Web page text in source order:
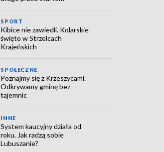
SPORT
Kibice nie zawiedli. Kolarskie
święto w Strzelcach
Krajeńskich
SPOŁECZNE
Poznajmy się z Krzeszycami.
Odkrywamy gminę bez
tajemnic
INNE
System kaucyjny działa od
roku. Jak radzą sobie
Lubuszanie?